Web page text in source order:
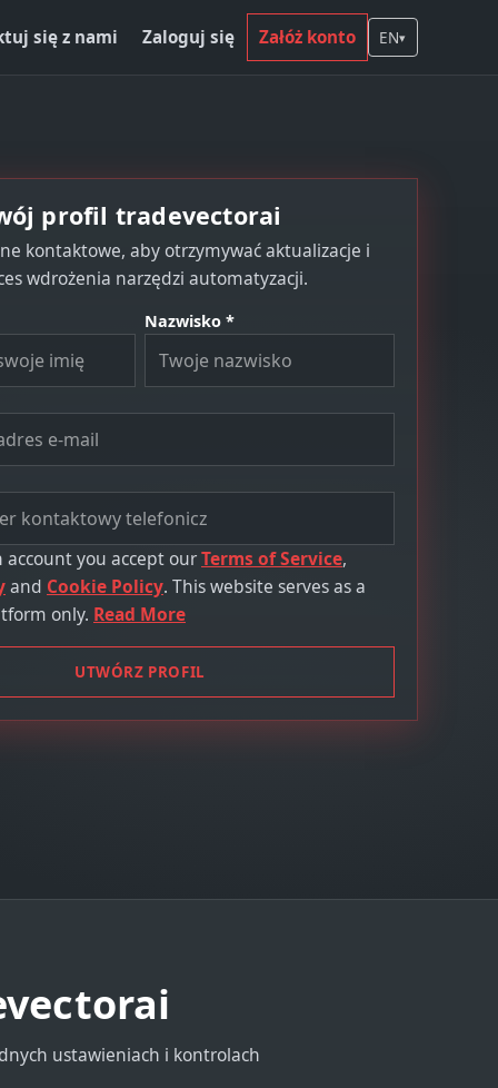
się z nami Zaloguj się Załóż konto EN▾
profil tradevectorai
kontaktowe, aby otrzymywać aktualizacje i
wdrożenia narzędzi automatyzacji.
Nazwisko *
account you accept ourTerms of Service,
and Cookie Policy. This website serves as a
only. Read More
UTWÓRZ PROFIL
ustawieniach i kontrolach